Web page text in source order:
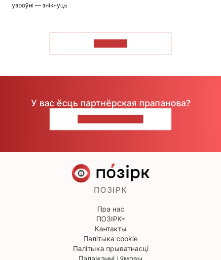
узроўні — знікнуць
У вас ёсць партнёрская прапанова?
ПОЗІРК
Пра нас
ПОЗІРК+
Кантакты
Палітыка cookie
Палітыка прыватнасці
Палажэнні і ўмовы